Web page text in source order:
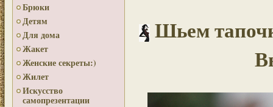
Брюки
Детям
Для дома
Жакет
Женские секреты:)
Жилет
Искусство
самопрезентации
Шьем